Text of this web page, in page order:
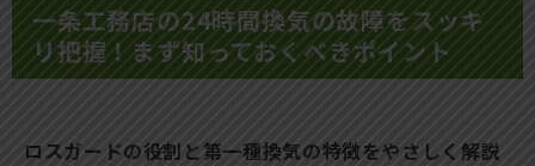
一条工務店の24時間換気の故障をスッキ
リ把握！まず知っておくべきポイント
ロスガードの役割と第一種換気の特徴をやさしく解説